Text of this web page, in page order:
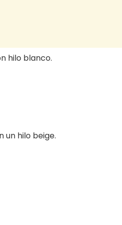
hilo blanco.
un hilo beige.